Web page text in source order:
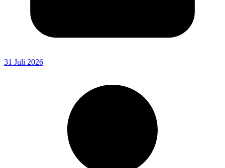
31 Juli 2026